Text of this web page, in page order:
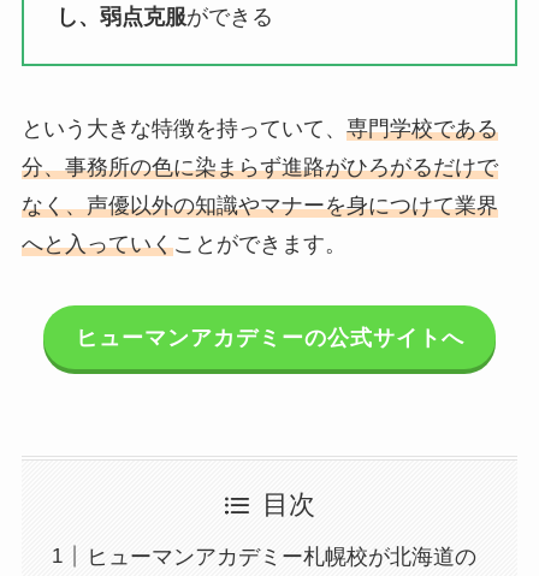
し、弱点克服ができる
という大きな特徴を持っていて、 専門学校である
分、事務所の色に染まらず進路がひろがるだけで
なく、声優以外の知識やマナーを身につけて業界
へと入っていくことができます。
ヒューマンアカデミーの公式サイトへ
目次
ヒューマンアカデミー札幌校が北海道の